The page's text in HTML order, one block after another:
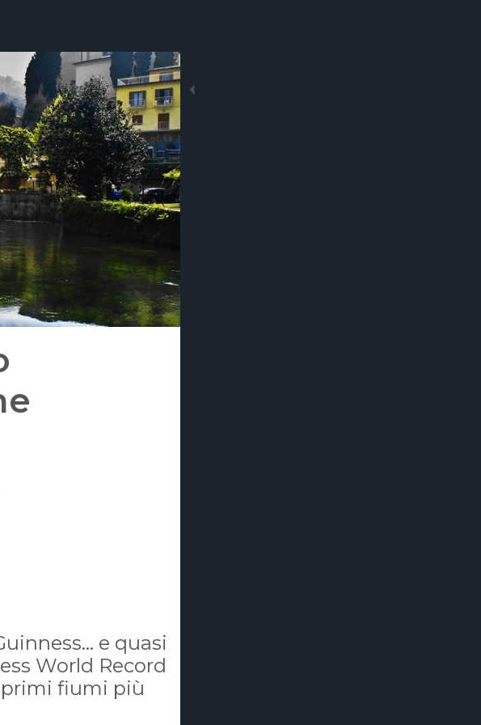
e quasi
World Record
primi fiumi più